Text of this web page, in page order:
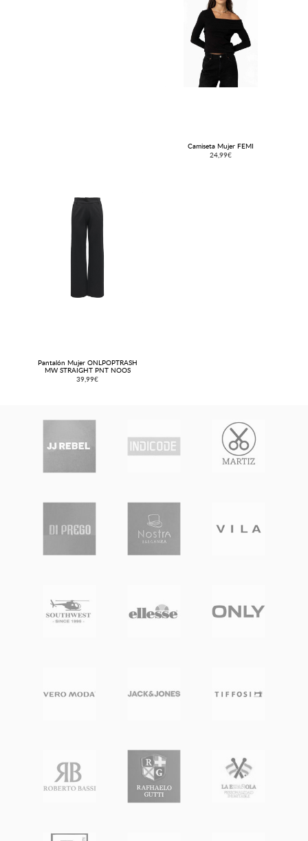
Camiseta Mujer FEMI
24,99€
Pantalón Mujer ONLPOPTRASH
MW STRAIGHT PNT NOOS
39,99€